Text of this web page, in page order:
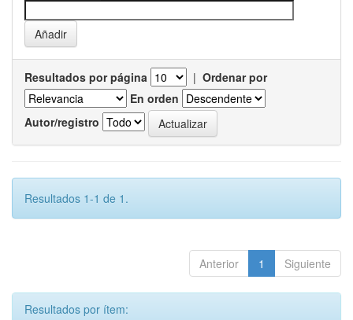
Resultados por página | Ordenar por
En orden
Autor/registro
Resultados 1-1 de 1.
Anterior 1 Siguiente
Resultados por ítem: